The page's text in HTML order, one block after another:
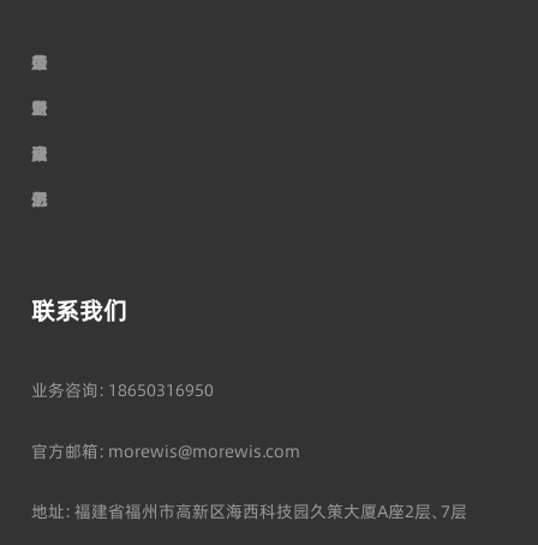
走
进
摩
尔
荣
誉
资
质
公
司
服
务
最
新
动
态
行
业
资
讯
加
入
我
们
联系我们
业务咨询：18650316950
官方邮箱：morewis@morewis.com
地址：福建省福州市高新区海西科技园久策大厦A座2层、7层